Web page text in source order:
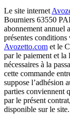
Le site internet
Bourniers 63550
abonnement annuel
présentes
Avozetto.com et le
par le paiement et la
nécessaires à la
cette commande
suppose l’adhésion
parties conviennent
par le présent
disponible sur le site.